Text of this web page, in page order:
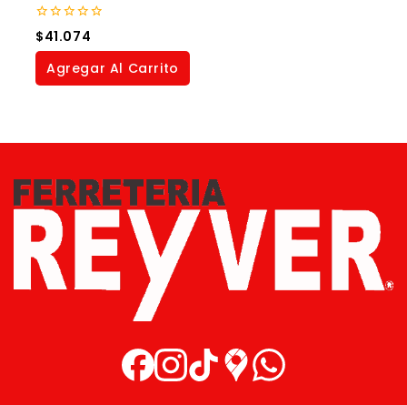
0
out
of
$41.074
Agregar Al Carrito